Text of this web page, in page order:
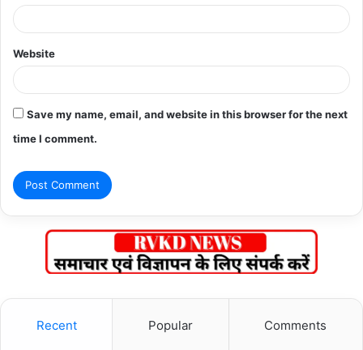
Website
Save my name, email, and website in this browser for the next
time I comment.
Recent Popular Comments